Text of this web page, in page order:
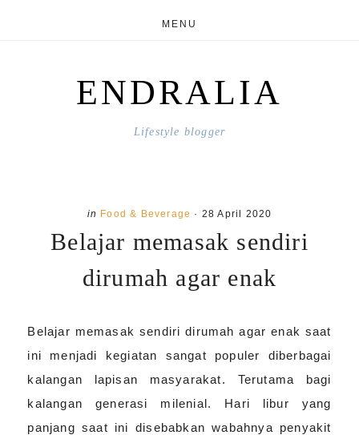
MENU
ENDRALIA
Lifestyle blogger
in Food & Beverage · 28 April 2020
Belajar memasak sendiri
dirumah agar enak
Belajar memasak sendiri dirumah agar enak saat
ini menjadi kegiatan sangat populer diberbagai
kalangan lapisan masyarakat. Terutama bagi
kalangan generasi milenial. Hari libur yang
panjang saat ini disebabkan wabahnya penyakit